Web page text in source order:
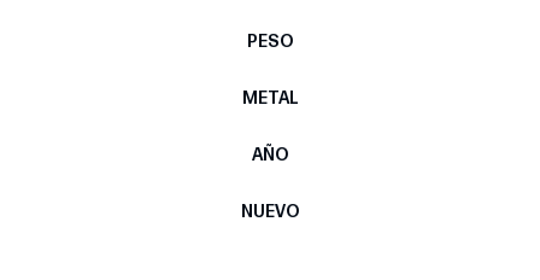
PESO
METAL
AÑO
NUEVO